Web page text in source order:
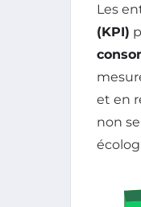
Les
(KPI)
et en
non